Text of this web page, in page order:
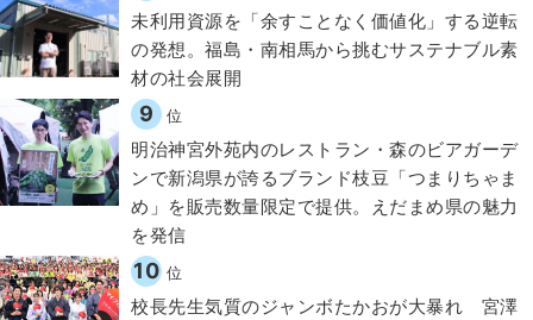
​​未利用資源を「余すことなく価値化」する逆転
の発想。福島・南相馬から挑むサステナブル素
材の社会展開​
9 位
明治神宮外苑内のレストラン・森のビアガーデ
ンで新潟県が誇るブランド枝豆「つまりちゃま
め」を販売数量限定で提供。えだまめ県の魅力
を発信
10 位
校長先生気質のジャンボたかおが大暴れ 宮澤